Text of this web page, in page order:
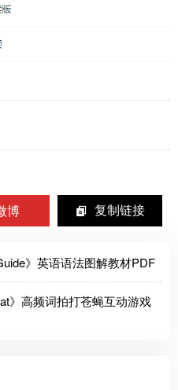
博 复制链接
》英语语法图解教材PDF
》高频词拍打苍蝇互动游戏